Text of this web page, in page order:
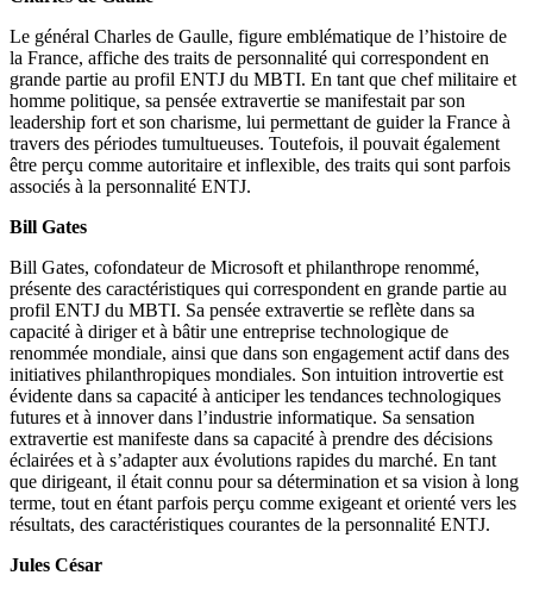
Le général Charles de Gaulle, figure emblématique de l’histoire de
la France, affiche des traits de personnalité qui correspondent en
grande partie au profil ENTJ du MBTI. En tant que chef militaire et
homme politique, sa pensée extravertie se manifestait par son
leadership fort et son charisme, lui permettant de guider la France à
travers des périodes tumultueuses. Toutefois, il pouvait également
être perçu comme autoritaire et inflexible, des traits qui sont parfois
associés à la personnalité ENTJ.
Bill Gates
Bill Gates, cofondateur de Microsoft et philanthrope renommé,
présente des caractéristiques qui correspondent en grande partie au
profil ENTJ du MBTI. Sa pensée extravertie se reflète dans sa
capacité à diriger et à bâtir une entreprise technologique de
renommée mondiale, ainsi que dans son engagement actif dans des
initiatives philanthropiques mondiales. Son intuition introvertie est
évidente dans sa capacité à anticiper les tendances technologiques
futures et à innover dans l’industrie informatique. Sa sensation
extravertie est manifeste dans sa capacité à prendre des décisions
éclairées et à s’adapter aux évolutions rapides du marché. En tant
que dirigeant, il était connu pour sa détermination et sa vision à long
terme, tout en étant parfois perçu comme exigeant et orienté vers les
résultats, des caractéristiques courantes de la personnalité ENTJ.
Jules César